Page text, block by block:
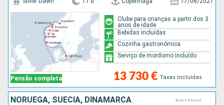
Pensão completa 13 730 € Taxas incluídas
Clube para crianças a partir dos 3
anos de idade
Bebidas incluídas
Cozinha gastronómica
Serviço de mordomo incluído
NORUEGA, SUÉCIA, DINAMARCA